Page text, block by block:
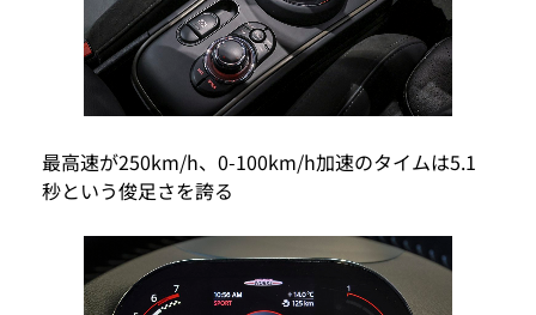
最高速が250km/h、0-100km/h加速のタイムは5.1
秒という俊足さを誇る